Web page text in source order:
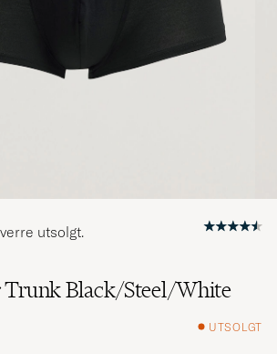
Trunk Black/Steel/White
UTSOLGT
utsolgt.